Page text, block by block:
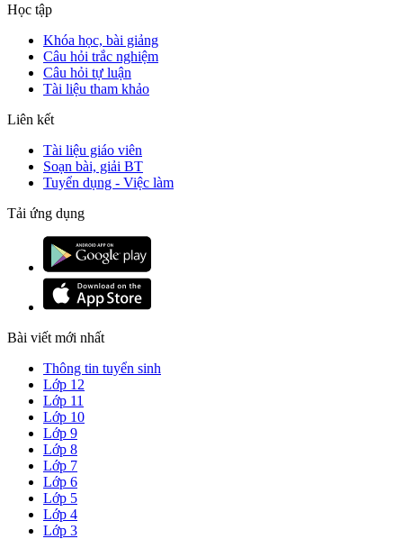
Học tập
Khóa học, bài giảng
Câu hỏi trắc nghiệm
Câu hỏi tự luận
Tài liệu tham khảo
Liên kết
Tài liệu giáo viên
Soạn bài, giải BT
Tuyển dụng - Việc làm
Tải ứng dụng
Bài viết mới nhất
Thông tin tuyển sinh
Lớp 12
Lớp 11
Lớp 10
Lớp 9
Lớp 8
Lớp 7
Lớp 6
Lớp 5
Lớp 4
Lớp 3